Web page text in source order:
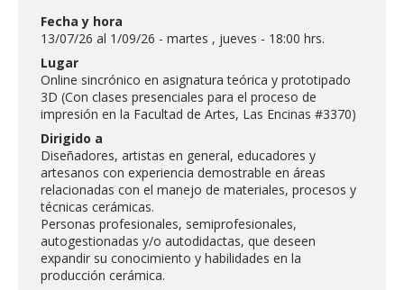
FACULTAD
Estudiantes
Académicas/os
Funcionarias/os
Egresadas/os
Fecha y hora
13/07/26 al 1/09/26 - martes , jueves - 18:00 hrs.
Lugar
Online sincrónico en asignatura teórica y prototipado
3D (Con clases presenciales para el proceso de
impresión en la Facultad de Artes, Las Encinas #3370)
Dirigido a
Diseñadores, artistas en general, educadores y
artesanos con experiencia demostrable en áreas
relacionadas con el manejo de materiales, procesos y
técnicas cerámicas.
Personas profesionales, semiprofesionales,
autogestionadas y/o autodidactas, que deseen
expandir su conocimiento y habilidades en la
producción cerámica.